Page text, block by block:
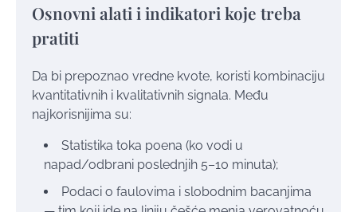
Osnovni alati i indikatori koje treba
pratiti
Da bi prepoznao vredne kvote, koristi kombinaciju
kvantitativnih i kvalitativnih signala. Među
najkorisnijima su:
Statistika toka poena (ko vodi u
napad/odbrani poslednjih 5–10 minuta);
Podaci o faulovima i slobodnim bacanjima